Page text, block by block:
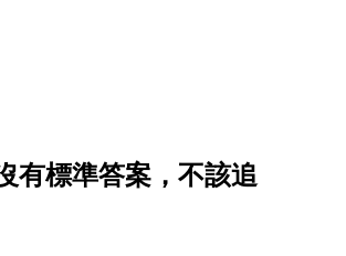
有標準答案，不該追